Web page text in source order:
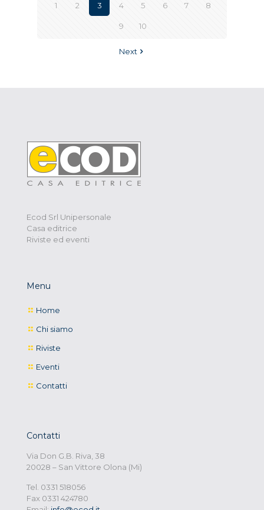
1 2 3 4 5 6 7 8
9 10
Next
Ecod Srl Unipersonale
Casa editrice
Riviste ed eventi
Menu
Home
Chi siamo
Riviste
Eventi
Contatti
Contatti
Via Don G.B. Riva, 38
20028 – San Vittore Olona (Mi)
Tel. 0331 518056
Fax 0331 424780